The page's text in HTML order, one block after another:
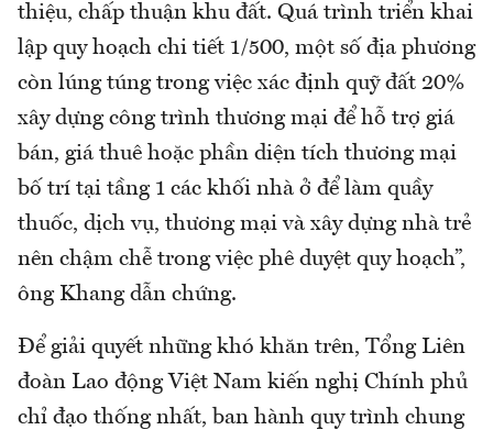
thiệu, chấp thuận khu đất. Quá trình triển khai
lập quy hoạch chi tiết 1/500, một số địa phương
còn lúng túng trong việc xác định quỹ đất 20%
xây dựng công trình thương mại để hỗ trợ giá
bán, giá thuê hoặc phần diện tích thương mại
bố trí tại tầng 1 các khối nhà ở để làm quầy
thuốc, dịch vụ, thương mại và xây dựng nhà trẻ
nên chậm chễ trong việc phê duyệt quy hoạch”,
ông Khang dẫn chứng.
Để giải quyết những khó khăn trên, Tổng Liên
đoàn Lao động Việt Nam kiến nghị Chính phủ
chỉ đạo thống nhất, ban hành quy trình chung